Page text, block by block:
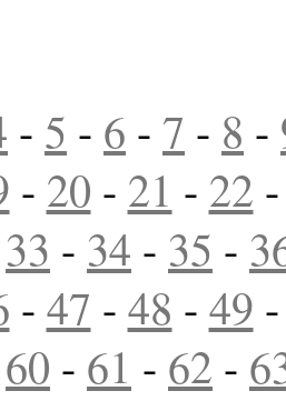
- 5 - 6 - 7 - 8 -
- 20 - 21 - 22
33 - 34 - 35 -
- 47 - 48 - 49
60 - 61 - 62 -